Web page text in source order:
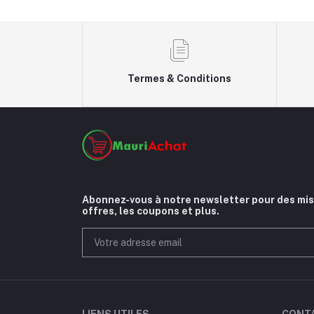
Termes & Conditions
Abonnez-vous à notre newsletter pour des
offres, les coupons et plus.